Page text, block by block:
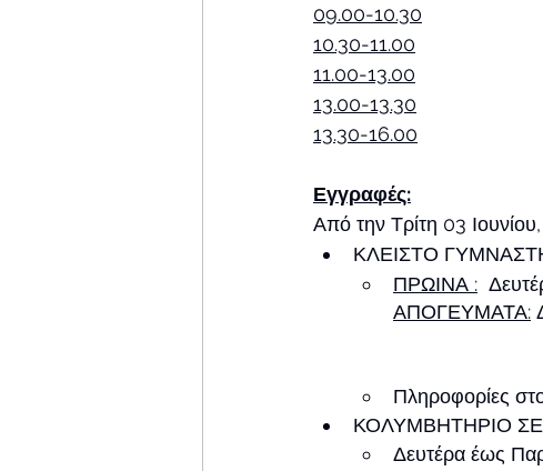
09.00-10.30
10.30-11.00
11.00-13.00
13.00-13.30
13.30-16.00
Εγγραφές:
Από την Τρίτη 03
ΚΛΕΙΣΤΟ
ΠΡΩΙΝΑ :
ΑΠΟΓΕΥΜΑΤΑ:
Πληροφορίες
ΚΟΛΥΜΒΗΤΗΡΙΟ
Δευτέρα έως